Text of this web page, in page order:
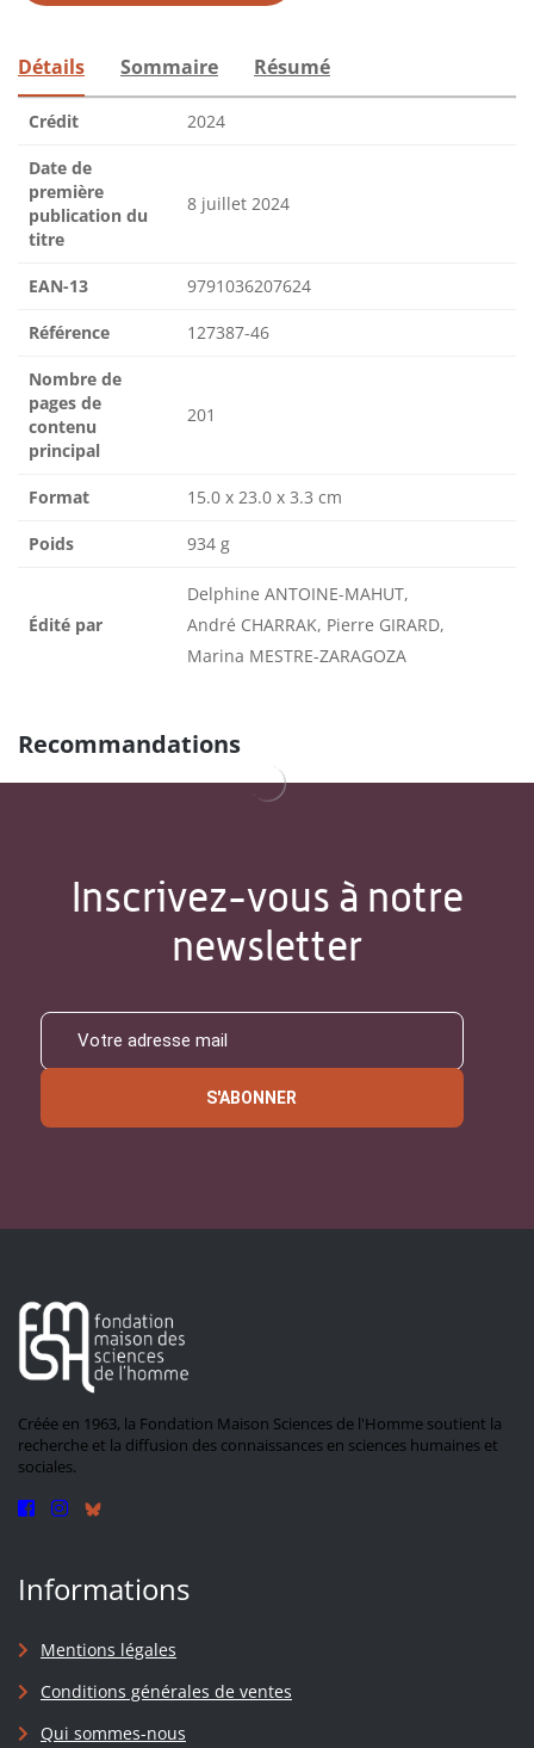
Détails Sommaire Résumé
Crédit 2024
Date de
première
publication du
titre
8 juillet 2024
EAN-13 9791036207624
Référence 127387-46
Nombre de
pages de
contenu
principal
201
Format 15.0 x 23.0 x 3.3 cm
Poids 934 g
Édité par
Delphine ANTOINE-MAHUT,
André CHARRAK, Pierre GIRARD,
Marina MESTRE-ZARAGOZA
Recommandations
Inscrivez-vous à notre
newsletter
S'ABONNER
Créée en 1963, la Fondation Maison Sciences de l'Homme soutient la
recherche et la diffusion des connaissances en sciences humaines et
sociales.
Informations
Mentions légales
Conditions générales de ventes
Qui sommes-nous